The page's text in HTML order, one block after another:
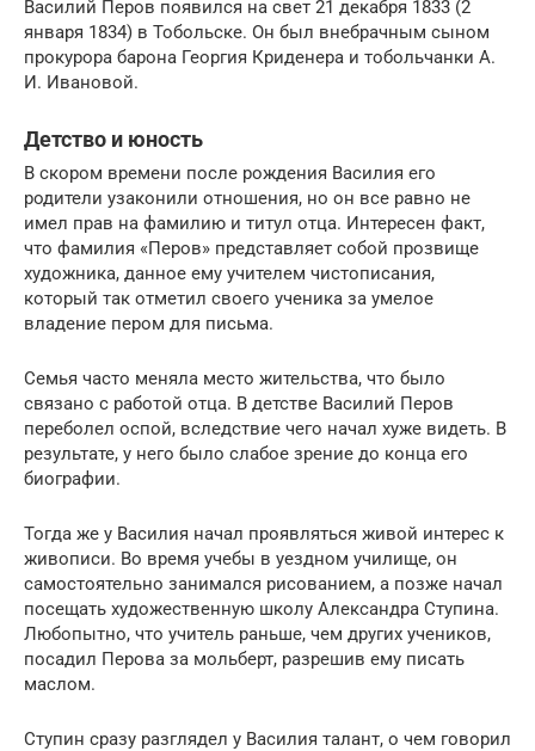
Василий Перов появился на свет 21 декабря 1833 (2
января 1834) в Тобольске. Он был внебрачным сыном
прокурора барона Георгия Криденера и тобольчанки А.
И. Ивановой.
Детство и юность
В скором времени после рождения Василия его
родители узаконили отношения, но он все равно не
имел прав на фамилию и титул отца. Интересен факт,
что фамилия «Перов» представляет собой прозвище
художника, данное ему учителем чистописания,
который так отметил своего ученика за умелое
владение пером для письма.
Семья часто меняла место жительства, что было
связано с работой отца. В детстве Василий Перов
переболел оспой, вследствие чего начал хуже видеть. В
результате, у него было слабое зрение до конца его
биографии.
Тогда же у Василия начал проявляться живой интерес к
живописи. Во время учебы в уездном училище, он
самостоятельно занимался рисованием, а позже начал
посещать художественную школу Александра Ступина.
Любопытно, что учитель раньше, чем других учеников,
посадил Перова за мольберт, разрешив ему писать
маслом.
Ступин сразу разглядел у Василия талант, о чем говорил